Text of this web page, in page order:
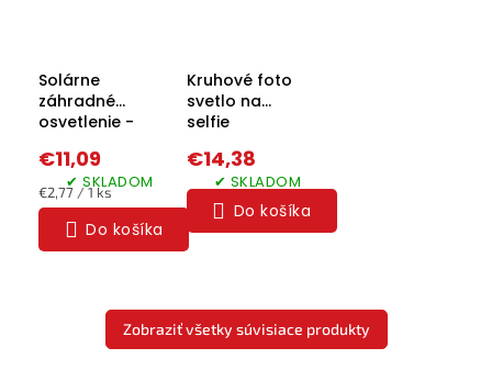
Solárne
záhradné
osvetlenie -
✔ SKLADOM
€11,09
Jednotková
cena:
€2,77 / 1 ks
Do košíka
Kruhové foto
svetlo na
selfie
✔ SKLADOM
€14,38
Do košíka
Zobraziť všetky súvisiace produkty